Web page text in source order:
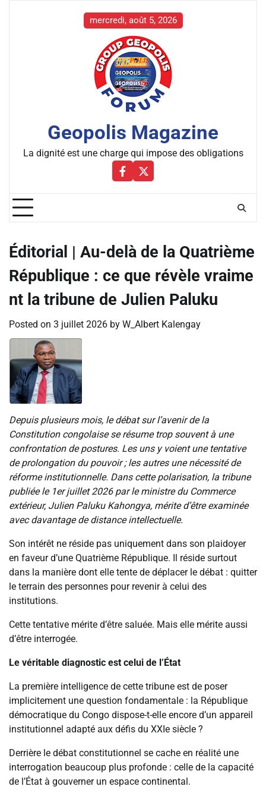
mercredi, août 5, 2026
Geopolis Magazine
La dignité est une charge qui impose des obligations
Facebbok
X
Éditorial | Au-delà de la Quatrième
République : ce que révèle vraime
nt la tribune de Julien Paluku
Posted on 3 juillet 2026 by W_Albert Kalengay
Depuis plusieurs mois, le débat sur l’avenir de la
Constitution congolaise se résume trop souvent à une
confrontation de postures. Les uns y voient une tentative
de prolongation du pouvoir ; les autres une nécessité de
réforme institutionnelle. Dans cette polarisation, la tribune
publiée le 1er juillet 2026 par le ministre du Commerce
extérieur, Julien Paluku Kahongya, mérite d’être examinée
avec davantage de distance intellectuelle.
Son intérêt ne réside pas uniquement dans son plaidoyer
en faveur d’une Quatrième République. Il réside surtout
dans la manière dont elle tente de déplacer le débat : quitter
le terrain des personnes pour revenir à celui des
institutions.
Cette tentative mérite d’être saluée. Mais elle mérite aussi
d’être interrogée.
Le véritable diagnostic est celui de l’État
La première intelligence de cette tribune est de poser
implicitement une question fondamentale : la République
démocratique du Congo dispose-t-elle encore d’un appareil
institutionnel adapté aux défis du XXIe siècle ?
Derrière le débat constitutionnel se cache en réalité une
interrogation beaucoup plus profonde : celle de la capacité
de l’État à gouverner un espace continental.